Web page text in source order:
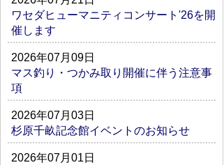
ワセダヒューマニティコンサート'26を開
催します
2026年07月09日
マス釣り・つかみ取り開催に伴う注意事
項
2026年07月03日
杉原千畝記念館イベントのお知らせ
2026年07月01日